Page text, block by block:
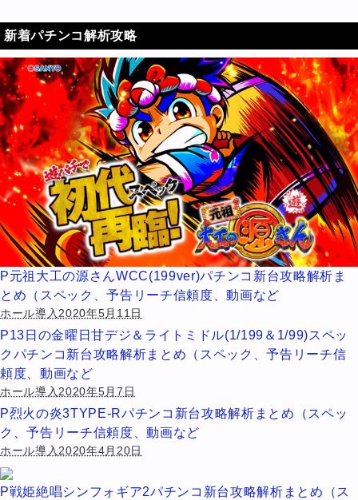
新着パチンコ解析攻略
P元祖大工の源さんWCC(199ver)パチンコ新台攻略解析ま
とめ（スペック、予告リーチ信頼度、動画など
ホール導入2020年5月11日
P13日の金曜日甘デジ＆ライトミドル(1/199＆1/99)スペッ
クパチンコ新台攻略解析まとめ（スペック、予告リーチ信
頼度、動画など
ホール導入2020年5月7日
P烈火の炎3TYPE-Rパチンコ新台攻略解析まとめ（スペッ
ク、予告リーチ信頼度、動画など
ホール導入2020年4月20日
P戦姫絶唱シンフォギア2パチンコ新台攻略解析まとめ（ス